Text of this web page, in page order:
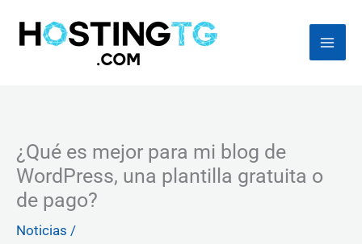
¿Qué es mejor para mi blog de
WordPress, una plantilla gratuita o
de pago?
Noticias /